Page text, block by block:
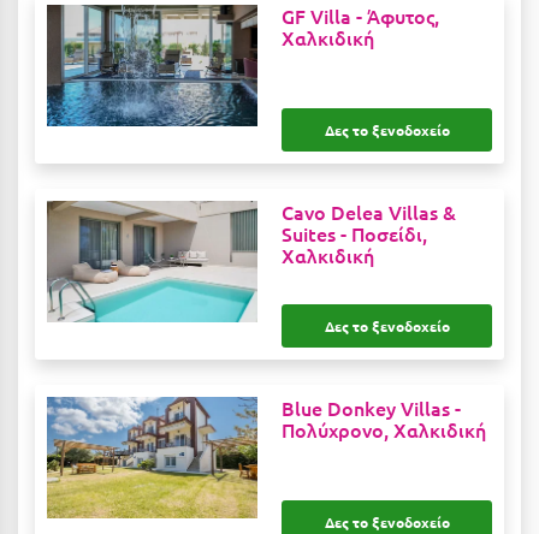
Κουρούτα Ηλείας
Κουφονήσια
Κρήτη
Κύθηρα
Κυλλήνη
Κύμη Ευβοίας
Κυπαρισσία
Κύπρος
Κως
GF Villa -Άφυτος,
Χαλκιδική
Δες το ξενοδοχείο
Cavo Delea Villas &
Suites - Ποσείδι,
Χαλκιδική
Δες το ξενοδοχείο
Blue Donkey Villas -
Πολύχρονο, Χαλκιδική
Δες το ξενοδοχείο